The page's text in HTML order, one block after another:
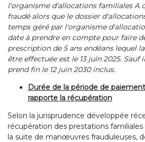
l'organisme d'allocations familiales A
fraudé alors que le dossier
temps géré par l'organisme
date à prendre en compte pour faire
prescription de 5 ans endéans lequel
être effectuée est le 13 juin 2025.
prend fin le 12 juin 2030 inclus.
Durée de la période de
rapporte la récupération
Selon la jurisprudence développée
récupération des prestations
la suite de manœuvres frauduleuses,